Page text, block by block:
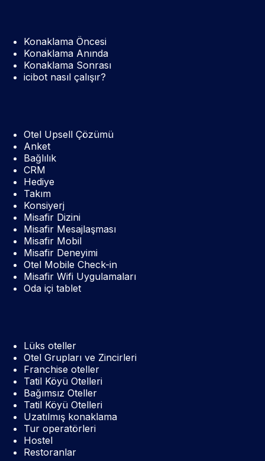
Konaklama Öncesi
Konaklama Anında
Konaklama Sonrası
icibot nasıl çalışır?
Otel Upsell Çözümü
Anket
Bağlılık
CRM
Hediye
Takım
Konsiyerj
Misafir Dizini
Misafir Mesajlaşması
Misafir Mobil
Misafir Deneyimi
Otel Mobile Check-in
Misafir Wifi Uygulamaları
Oda içi tablet
Lüks oteller
Otel Grupları ve Zincirleri
Franchise oteller
Tatil Köyü Otelleri
Bağımsız Oteller
Tatil Köyü Otelleri
Uzatılmış konaklama
Tur operatörleri
Hostel
Restoranlar